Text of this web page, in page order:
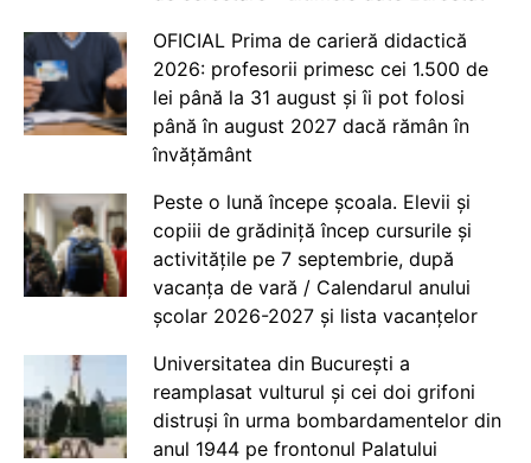
OFICIAL Prima de carieră didactică
2026: profesorii primesc cei 1.500 de
lei până la 31 august și îi pot folosi
până în august 2027 dacă rămân în
învățământ
Peste o lună începe școala. Elevii și
copiii de grădiniță încep cursurile și
activitățile pe 7 septembrie, după
vacanța de vară / Calendarul anului
școlar 2026-2027 și lista vacanțelor
Universitatea din București a
reamplasat vulturul și cei doi grifoni
distruși în urma bombardamentelor din
anul 1944 pe frontonul Palatului